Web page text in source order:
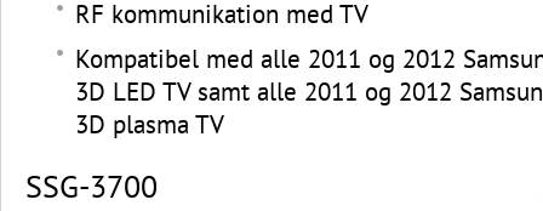
RF kommunikation med TV
Kompatibel med alle 2011 og 2012
3D LED TV samt alle 2011 og 2012
3D plasma TV
SSG-3700